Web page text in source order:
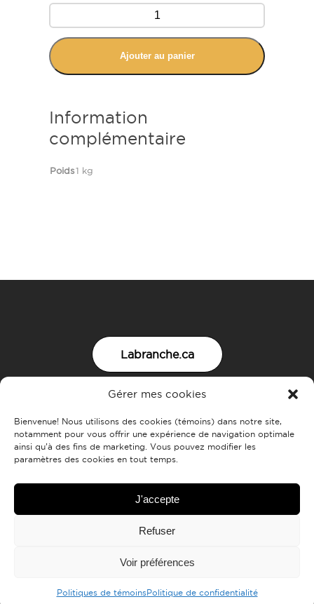
Gérer mes cookies
Bienvenue! Nous utilisons des cookies (témoins) dans notre site,
notamment pour vous offrir une expérience de navigation optimale
ainsi qu’à des fins de marketing. Vous pouvez modifier les
paramètres des cookies en tout temps.
J'accepte
Refuser
Voir préférences
Politiques de témoinsPolitique de confidentialité
Ajouter au panier
Information
complémentaire
Poids1 kg
Labranche.ca
Domaine Labranche 2018